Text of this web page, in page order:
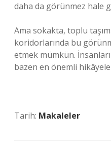
daha da görünmez hale
Ama sokakta, toplu
koridorlarında bu
etmek mümkün.
bazen en önemli
Tarih: Makaleler